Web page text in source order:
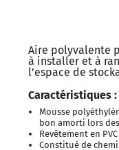
Aire polyvalente
à installer et à
l’espace de
Caractéristiques :
Mousse
bon amorti lors
Revêtement en
Constitué de